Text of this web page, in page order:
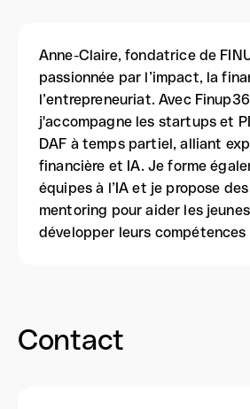
Anne-Claire, fondatrice de
passionnée par l’impact, la
l’entrepreneuriat. Avec
j'accompagne les startups et
DAF à temps partiel, alliant
financière et IA. Je forme
équipes à l’IA et je propose
mentoring pour aider les
développer leurs
Contact